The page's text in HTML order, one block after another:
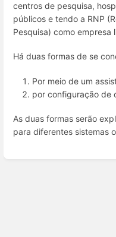
centros de pesquisa,
públicos e tendo a RNP
Pesquisa) como
Há duas formas de se
Por meio de um
por configuração de
As duas formas serão
para diferentes sistemas